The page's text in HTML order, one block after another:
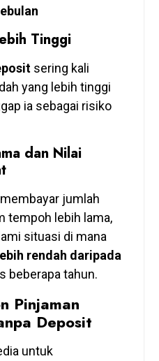
Tinggi
sering kali
yang lebih tinggi
ia sebagai risiko
dan Nilai
jumlah
tempoh lebih lama,
situasi di mana
rendah daripada
beberapa tahun.
Pinjaman
Deposit
untuk